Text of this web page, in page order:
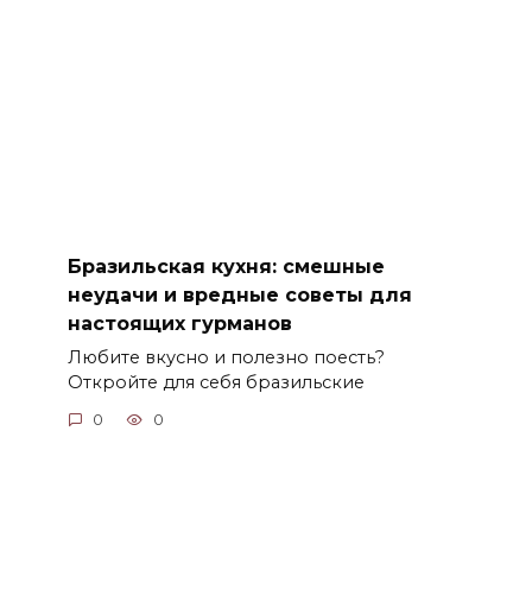
Бразильская кухня: смешные
неудачи и вредные советы для
настоящих гурманов
Любите вкусно и полезно поесть?
Откройте для себя бразильские
0 0